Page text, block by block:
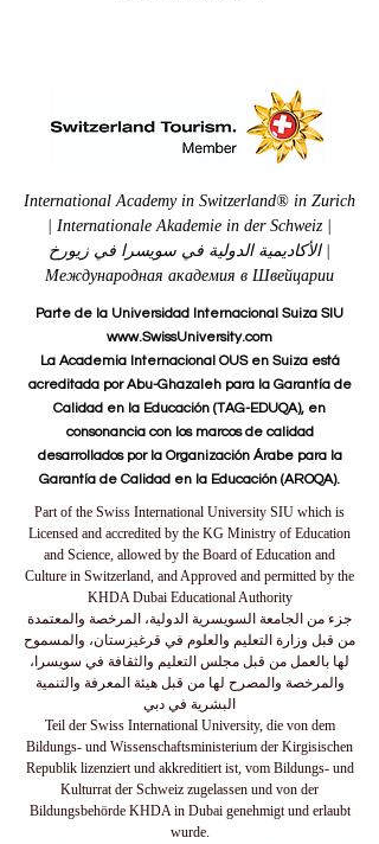
International Academy in Switzerland® in Zurich
| Internationale Akademie in der Schweiz |
الأكاديمية الدولية في سويسرا في زيورخ |
Международная академия в Швейцарии
Parte de la Universidad Internacional Suiza SIU
www.SwissUniversity.com
La Academia Internacional OUS en Suiza está
acreditada por Abu-Ghazaleh para la Garantía de
Calidad en la Educación (TAG-EDUQA), en
consonancia con los marcos de calidad
desarrollados por la Organización Árabe para la
Garantía de Calidad en la Educación (AROQA).
Part of the Swiss International University SIU which is
Licensed and accredited by the KG Ministry of Education
and Science, allowed by the Board of Education and
Culture in Switzerland, and Approved and permitted by the
KHDA Dubai Educational Authority
جزء من الجامعة السويسرية الدولية، المرخصة والمعتمدة
من قبل وزارة التعليم والعلوم في قرغيزستان، والمسموح
لها بالعمل من قبل مجلس التعليم والثقافة في سويسرا،
والمرخصة والمصرح لها من قبل هيئة المعرفة والتنمية
البشرية في دبي
Teil der Swiss International University, die von dem
Bildungs- und Wissenschaftsministerium der Kirgisischen
Republik lizenziert und akkreditiert ist, vom Bildungs- und
Kulturrat der Schweiz zugelassen und von der
Bildungsbehörde KHDA in Dubai genehmigt und erlaubt
wurde.